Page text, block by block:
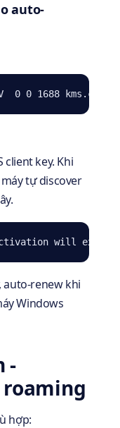
auto-
0 0 1688
client key. Khi
tự discover
will expire on
auto-renew khi
Windows
-
hợp: